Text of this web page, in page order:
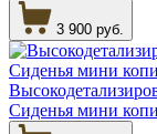
3 900 руб.
Сиденья мини